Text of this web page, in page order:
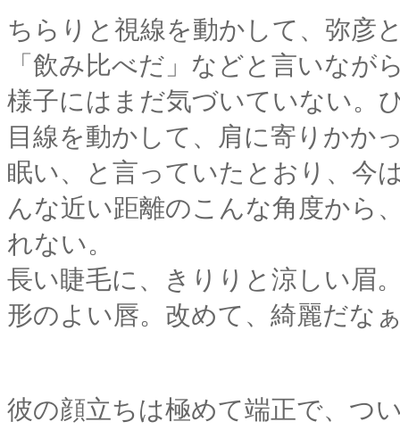
ちらりと視線を動かして、弥彦
「飲み比べだ」などと言いな
様子にはまだ気づいていない
目線を動かして、肩に寄りかか
眠い、と言っていたとおり、今
んな近い距離のこんな角度から
れない。
長い睫毛に、きりりと涼しい眉
形のよい唇。改めて、綺麗だな
彼の顔立ちは極めて端正で、つ